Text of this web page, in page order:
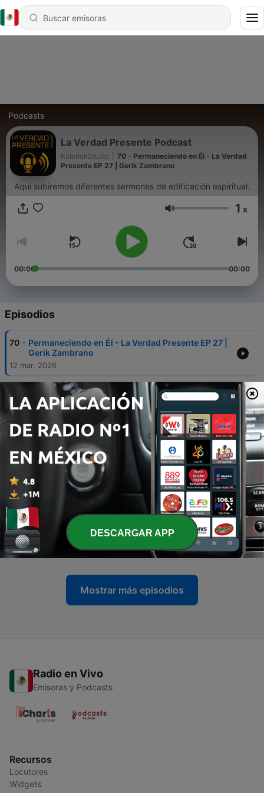
Podcasts
La Verdad Presente Podcast
KolorionStudio
70 - Permaneciendo en Él - La Verdad
Presente EP 27 | Gerik Zambrano
Aquí subiremos diferentes sermones de edificación espiritual.
Volumen 1 x
00:00 00:00
Episodios
70 - Permaneciendo en Él - La Verdad Presente EP 27 |
Gerik Zambrano
12 mar. 2026
La Justificacion de Abraham - La Verdad Presente
EP 26 | Gerik Zambrano
12 mar. 2026
68 - El Llamado de Abraham - La Verdad Presente EP
25 | Gerik Zambrano
29 nov. 2025
67 - 7 Pasos para recibir al Espíritu Santo -
#laverdadpresente 24 | Gerik Zambrano
66 - Sus Palabras reescriben nuestras vidas-
#LaVerdadPresente EP23 | Gerik Zambrano
05 oct. 2025
Mostrar más episodios
Radio en Vivo
Emisoras y Podcasts
Recursos
Locutores
Widgets
DESCARGAR APP